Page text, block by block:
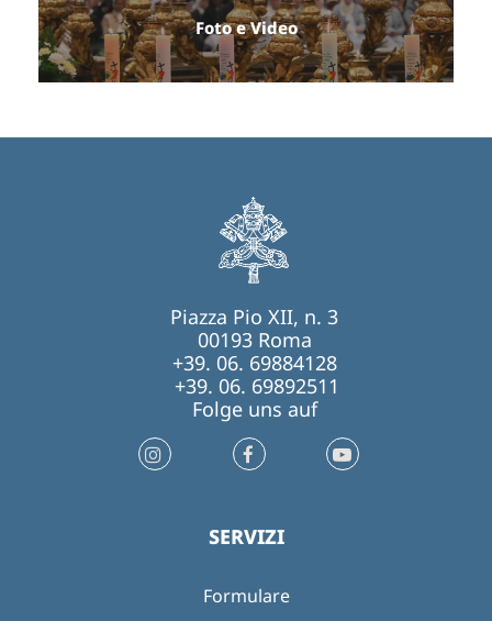
Foto e Video
Piazza Pio XII, n. 3
00193 Roma
+39. 06. 69884128
+39. 06. 69892511
Folge uns auf
SERVIZI
Formulare